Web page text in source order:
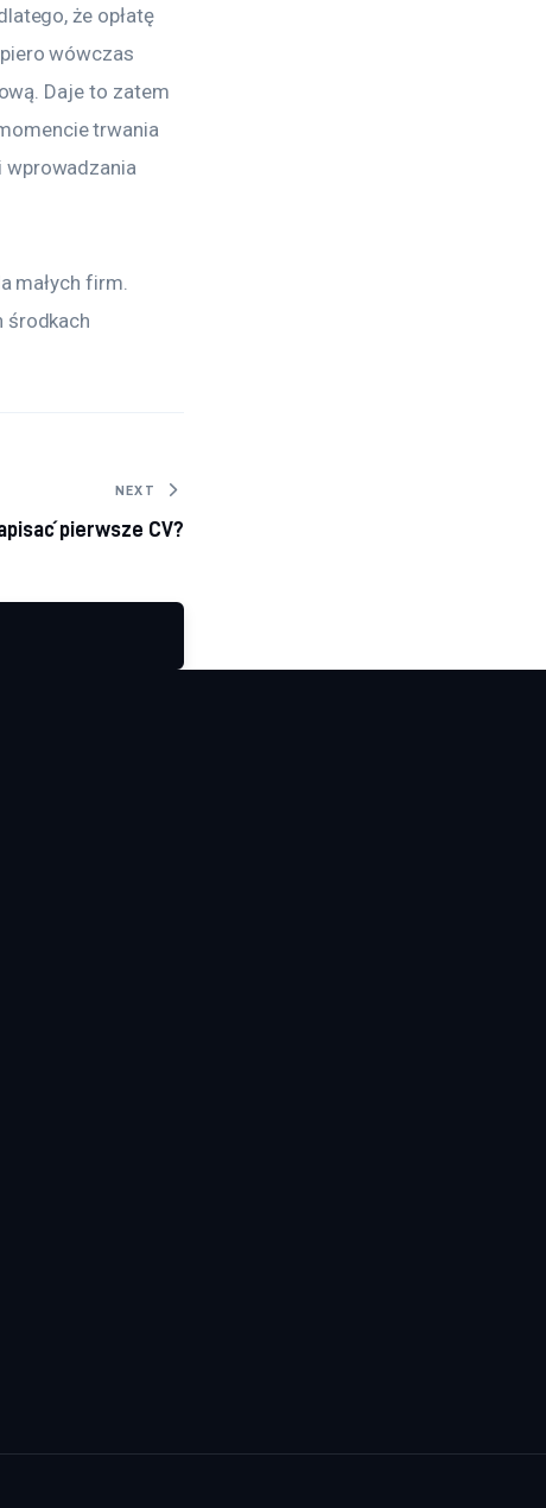
że opłatę
wówczas
Daje to zatem
trwania
małych firm.
środkach
NEXT
pierwsze CV?